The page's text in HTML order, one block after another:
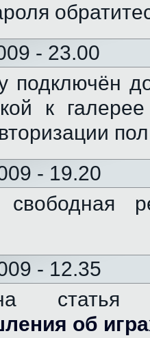
- 23.00
подключён
к
- 19.20
свободная
- 12.35
об